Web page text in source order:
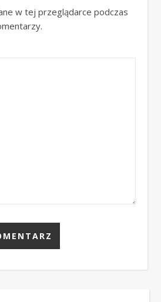
w tej przeglądarce podczas